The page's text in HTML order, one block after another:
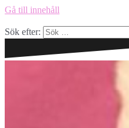
Gå till innehåll
Sök efter: